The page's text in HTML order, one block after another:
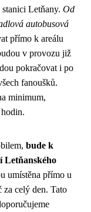
Letňany. Od
autobusová
přímo k areálu
v provozu již
pokračovat i po
fanoušků.
minimum,
bude k
Letňanského
umístěna přímo u
za celý den. Tato